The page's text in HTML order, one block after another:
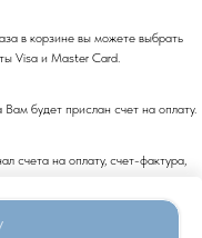
в корзине вы можете выбрать
Visa и Master Card.
будет прислан счет на оплату.
счета на оплату, счет-фактура,